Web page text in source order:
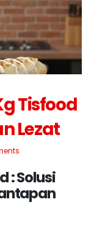
Tisfood
Lezat
: Solusi